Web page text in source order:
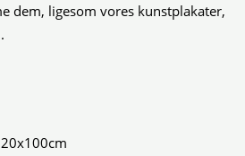
dem, ligesom vores kunstplakater,